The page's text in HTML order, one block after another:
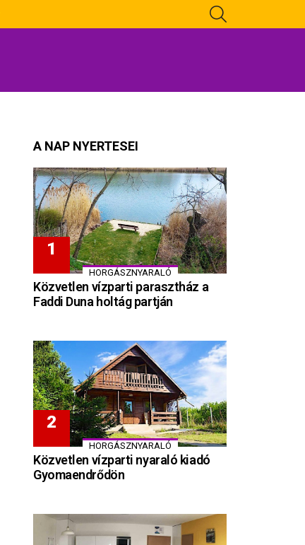
A NAP NYERTESEI
HORGÁSZNYARALÓ
Közvetlen vízparti parasztház a
Faddi Duna holtág partján
HORGÁSZNYARALÓ
Közvetlen vízparti nyaraló kiadó
Gyomaendrődön